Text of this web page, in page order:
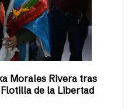
Morales Rivera tras
de la Libertad